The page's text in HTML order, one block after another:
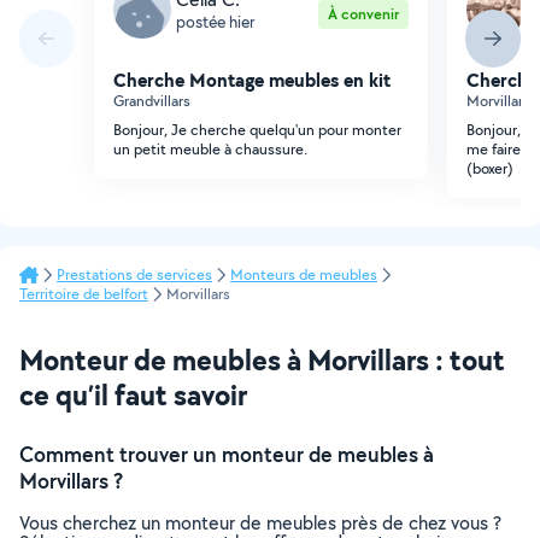
postée hier À convenir
Cherche Montage meubles en kit
Grandvillars
Bonjour, Je cherche quelqu'un pour monter
un petit meuble à chaussure.
Morvillars
Bonjour,
me faire
(boxer)
Prestations de services
Monteurs de meubles
Territoire de belfort
Morvillars
Monteur de meubles à Morvillars : tout
ce qu’il faut savoir
Comment trouver un monteur de meubles à
Morvillars ?
Vous cherchez un monteur de meubles près de chez vous ?